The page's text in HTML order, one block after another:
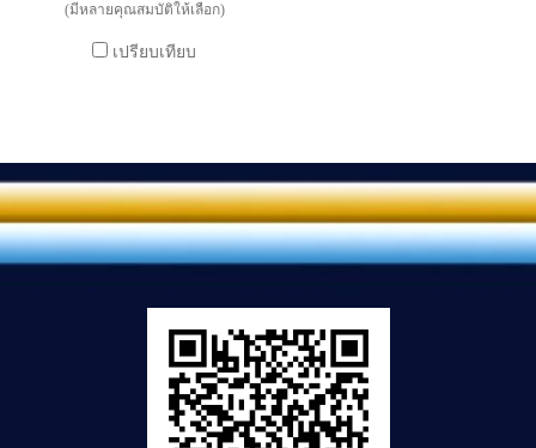
(มีหลายคุณสมบัติให้เลือก)
เปรียบเทียบ